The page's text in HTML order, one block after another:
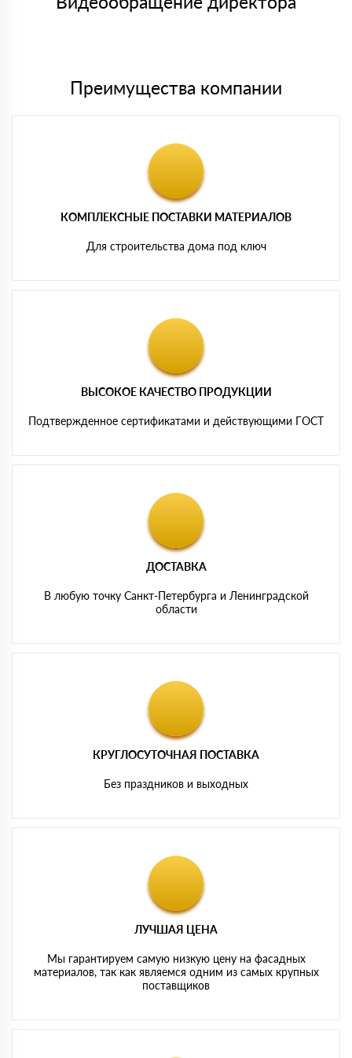
Преимущества компании
КОМПЛЕКСНЫЕ ПОСТАВКИ МАТЕРИАЛОВ
Для строительства дома под ключ
ВЫСОКОЕ КАЧЕСТВО ПРОДУКЦИИ
Подтвержденное сертификатами и действующими ГОСТ
ДОСТАВКА
В любую точку Санкт-Петербурга и Ленинградской
области
КРУГЛОСУТОЧНАЯ ПОСТАВКА
Без праздников и выходных
ЛУЧШАЯ ЦЕНА
Мы гарантируем самую низкую цену на фасадных
материалов, так как являемся одним из самых крупных
поставщиков